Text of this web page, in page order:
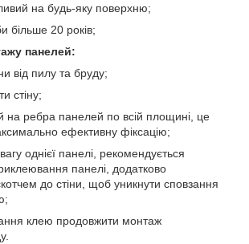
на будь-яку поверхню;
більше 20 років;
панелей:
від пилу та бруду;
стіну;
на ребра панелей по всій площині, це
ефективну фіксацію;
однієї панелі, рекомендується
панелі, додатково
до стіни, щоб уникнути сповзання
клею продовжити монтаж